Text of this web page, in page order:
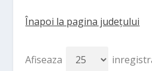
Înapoi la pagina județului
Afiseaza